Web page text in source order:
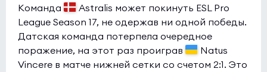
Esports World Cup 2026 Open Qualifier(bo3)
Prestige
Команда
Astralis может покинуть ESL Pro
League Season 17, не одержав ни одной победы.
Датская команда потерпела очередное
поражение, на этот раз проиграв
Natus
Vincere в матче нижней сетки со счетом 2:1. Это